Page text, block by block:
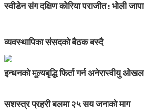
स्वीडेन संग दक्षिण कोरिया पराजीत : भोली
व्यवस्थापिका संसदको बैठक बस्दै
इन्धनको मूल्यबृद्धि फिर्ता गर्न अनेरास्वीयु
सशस्त्र प्रहरी बलमा २५ सय जनाको माग